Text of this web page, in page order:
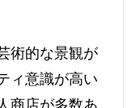
術的な景観が
ィ意識が高い